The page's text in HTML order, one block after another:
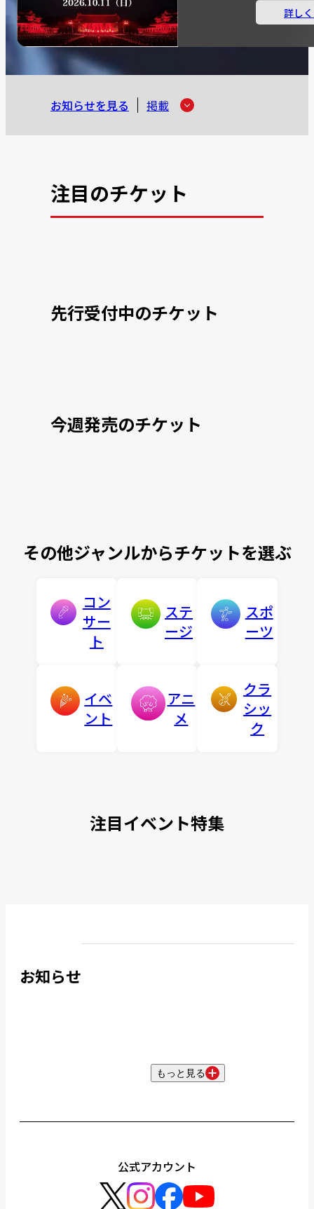
詳し
お知らせを見る 掲載
注目のチケット
先行受付中のチケット
今週発売のチケット
その他ジャンルからチケットを選ぶ
コン
サー
ト
ステ
ージ
スポ
ーツ
イベ
ント
アニ
メ
クラ
シッ
ク
注目イベント特集
お知らせ
もっと見る
公式アカウント